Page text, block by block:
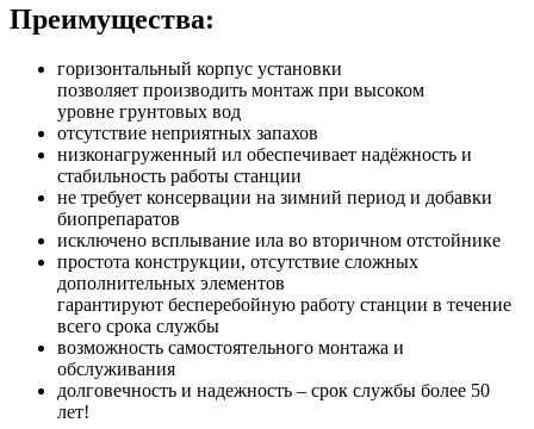
Преимущества:
горизонтальный корпус установки
позволяет производить монтаж при высоком
уровне грунтовых вод
отсутствие неприятных запахов
низконагруженный ил обеспечивает надёжность и
стабильность работы станции
не требует консервации на зимний период и добавки
биопрепаратов
исключено всплывание ила во вторичном отстойнике
простота конструкции, отсутствие сложных
дополнительных элементов
гарантируют бесперебойную работу станции в течение
всего срока службы
возможность самостоятельного монтажа и
обслуживания
долговечность и надежность – срок службы более 50
лет!